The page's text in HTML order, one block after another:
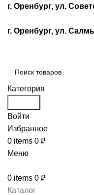
г. Оренбург, ул.
г. Оренбург, ул.
Категория
Войти
Избранное
0 items 0 ₽
Меню
0 items 0 ₽
Каталог